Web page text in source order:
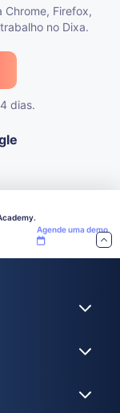
Chrome, Firefox,
no Dixa.
dias.
Agende uma demo